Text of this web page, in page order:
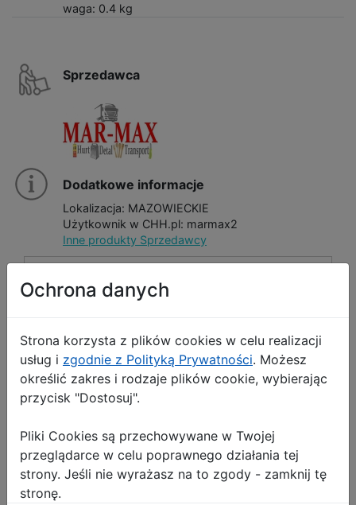
waga: 0.4 kg
Sprzedawca
Dodatkowe informacje
Lokalizacja: MAZOWIECKIE
Użytkownik w CHH.pl: marmax2
Inne produkty Sprzedawcy
Wyślij wiadomość
Opis Produktu
Poduszka Ogrodowa na Krzesło z Oparciem
Inne produkty sprzedającego
Ochrona danych
Strona korzysta z plików cookies w celu realizacji
usług i zgodnie z Polityką Prywatności. Możesz
określić zakres i rodzaje plików cookie, wybierając
przycisk "Dostosuj".
Pliki Cookies są przechowywane w Twojej
przeglądarce w celu poprawnego działania tej
strony. Jeśli nie wyrażasz na to zgody - zamknij tę
stronę.